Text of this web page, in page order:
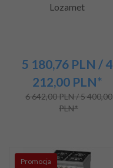
Lozamet
5 180,76 PLN / 4
212,00 PLN*
6 642,00 PLN / 5 400,00
PLN*
Promocja